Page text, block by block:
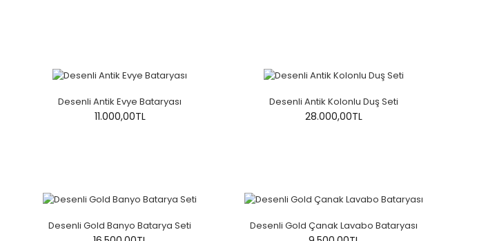
Desenli Antik Evye Bataryası
11.000,00TL
Desenli Antik Kolonlu Duş Seti
28.000,00TL
Desenli Gold Banyo Batarya Seti Desenli Gold Çanak Lavabo Bataryası